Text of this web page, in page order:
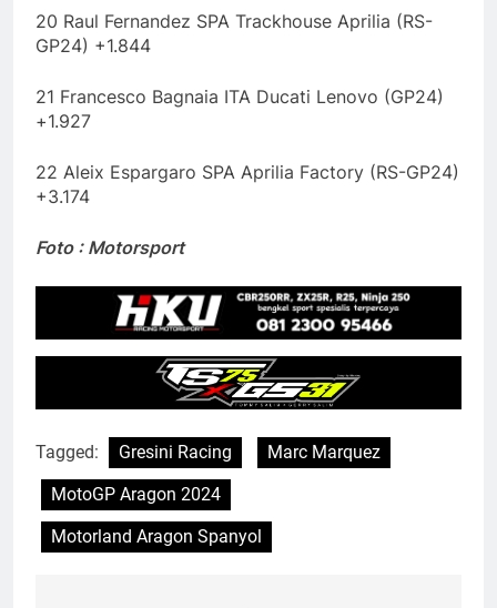
20 Raul Fernandez SPA Trackhouse Aprilia (RS-
GP24) +1.844
21 Francesco Bagnaia ITA Ducati Lenovo (GP24)
+1.927
22 Aleix Espargaro SPA Aprilia Factory (RS-GP24)
+3.174
Foto : Motorsport
Tagged: Gresini Racing
Marc Marquez
MotoGP Aragon 2024
Motorland Aragon Spanyol